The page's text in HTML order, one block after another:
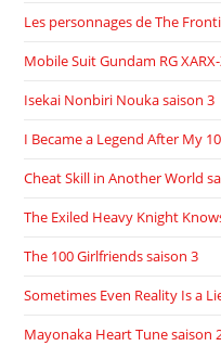
Les personnages de The
Mobile Suit Gundam RG XARX-
Isekai Nonbiri Nouka saison 3
I Became a Legend After My
Cheat Skill in Another World
The Exiled Heavy Knight
The 100 Girlfriends saison 3
Sometimes Even Reality Is a
Mayonaka Heart Tune saison